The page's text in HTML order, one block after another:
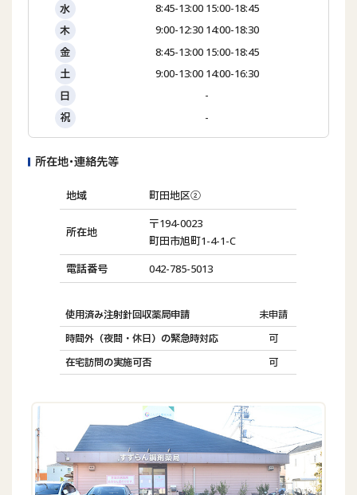
水
8:45-13:00 15:00-18:45
木
9:00-12:30 14:00-18:30
金
8:45-13:00 15:00-18:45
土
9:00-13:00 14:00-16:30
日
-
祝
-
所在地･連絡先等
地域 町田地区②
所在地
〒194-0023
町田市旭町1-4-1-C
電話番号
042-785-5013
使用済み注射針回収薬局申請
未申請
時間外（夜間・休日）の緊急時対応
可
在宅訪問の実施可否
可